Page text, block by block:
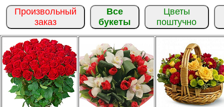
Произвольный
заказ
Все
букеты
Цветы
поштучно